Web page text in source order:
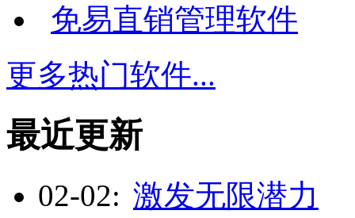
免易直销管理软件
更多热门软件...
最近更新
02-02: 激发无限潜力